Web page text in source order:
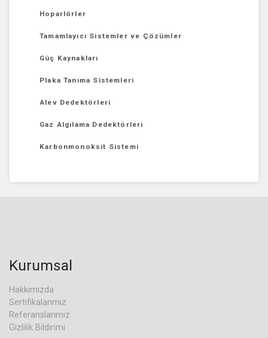
Hoparlörler
Tamamlayıcı Sistemler ve Çözümler
Güç Kaynakları
Plaka Tanıma Sistemleri
Alev Dedektörleri
Gaz Algılama Dedektörleri
Karbonmonoksit Sistemi
Kurumsal
Hakkımızda
Sertifikalarımız
Referanslarımız
Gizlilik Bildirimi